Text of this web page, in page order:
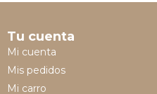
Tu cuenta
Mi cuenta
Mis pedidos
Mi carro